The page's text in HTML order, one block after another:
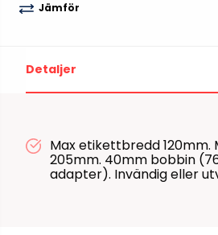
Jämför
Detaljer
Max etikettbredd 120mm.
205mm. 40mm bobbin
adapter). Invändig eller